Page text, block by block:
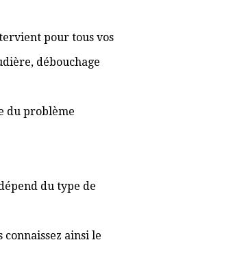
pour tous vos
débouchage
du problème
du type de
ainsi le